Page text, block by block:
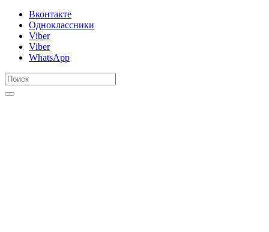
Вконтакте
Одноклассники
Viber
Viber
WhatsApp